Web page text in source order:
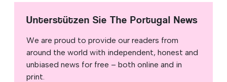
Unterstützen Sie The Portugal News
We are proud to provide our readers from
around the world with independent, honest and
unbiased news for free – both online and in
print.